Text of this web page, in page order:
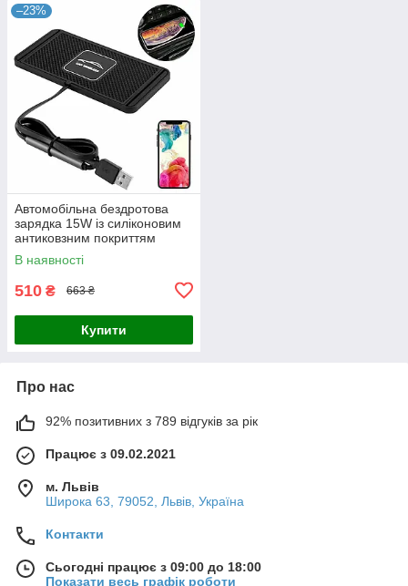
–23%
Автомобільна бездротова
зарядка 15W із силіконовим
антиковзним покриттям
(9479)
В наявності
510 ₴ 663 ₴
Купити
Про нас
92% позитивних з 789 відгуків за рік
Працює з 09.02.2021
м. Львів
Широка 63, 79052, Львів, Україна
Контакти
Сьогодні працює з 09:00 до 18:00
Показати весь графік роботи